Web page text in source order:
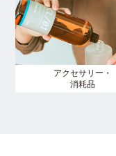
アクセサリー・
消耗品